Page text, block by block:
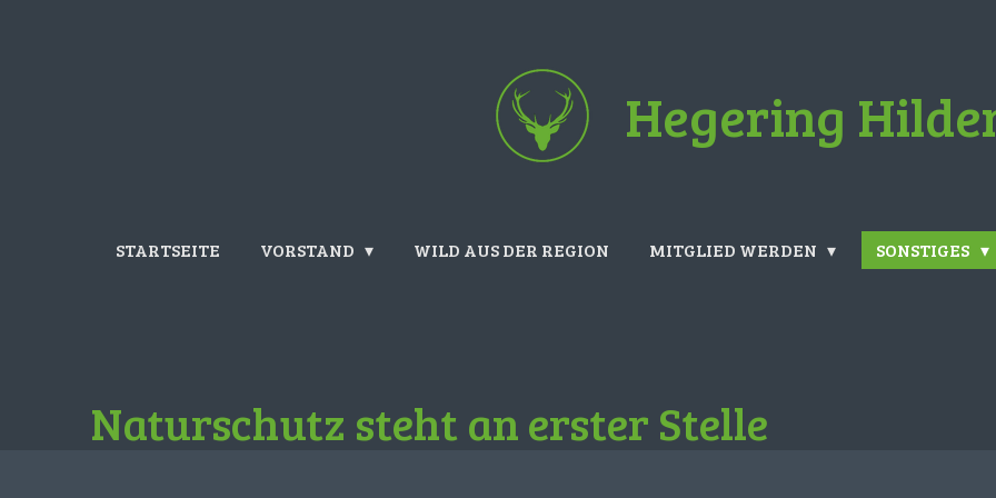
Hegering
STARTSEITE VORSTAND WILD AUS DER REGION MITGLIED WERDEN SONSTIGES
Naturschutz steht an erster Stelle